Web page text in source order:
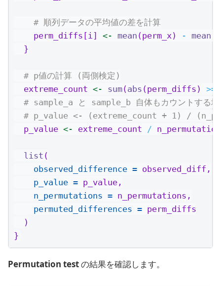
# 順列データの平均値の差を計算
    perm_diffs[i]
<- mean (perm_x) - mean
  }
# p値の計算 (両側検定)
  extreme_count
<- sum(abs (perm_diffs) >=
# sample_a と sample_b 自体もカウントする場
# p_value <- (extreme_count + 1) /
  p_value
<- extreme_count /
list (
observed_difference = observed_diff,
p_value = p_value,
n_permutations = n_permutations,
permuted_differences = perm_diffs
  )
}
Permutation testの結果を確認します。